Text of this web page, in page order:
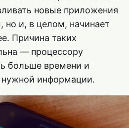
новые приложения
но и, в целом, начинает
Причина таких
— процессору
больше времени и
нужной информации.